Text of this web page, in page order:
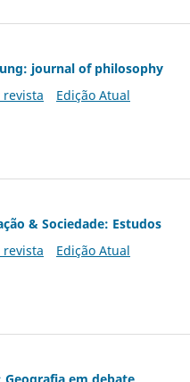
journal of philosophy
revista
Edição Atual
& Sociedade: Estudos
revista
Edição Atual